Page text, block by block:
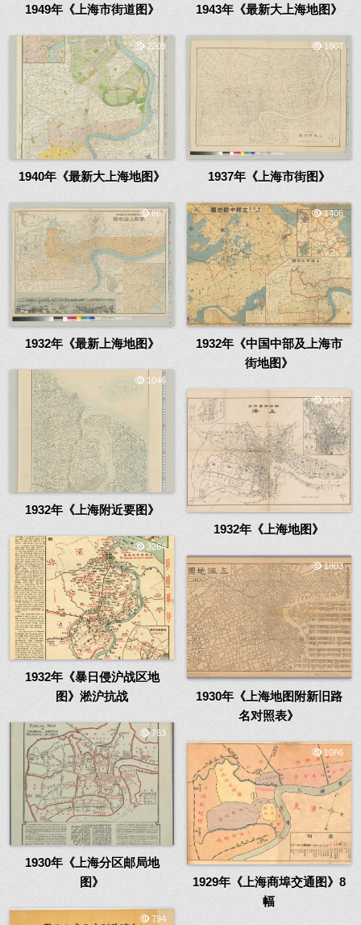
1949年《上海市街道图》 1943年《最新大上海地图》
2209
1940年《最新大上海地图》
1807
1937年《上海市街图》
867
1932年《最新上海地图》
1406
1932年《中国中部及上海市
街地图》
1046
1932年《上海附近要图》
1094
1932年《上海地图》
3264
1932年《暴日侵沪战区地
图》淞沪抗战
1803
1930年《上海地图附新旧路
名对照表》
763
1930年《上海分区邮局地
图》
1066
1929年《上海商埠交通图》8
幅
794